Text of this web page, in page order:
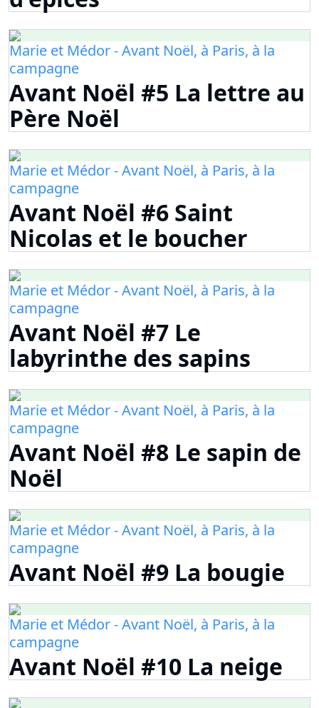
Marie et Médor - Avant Noël, à Paris, à la
campagne
Avant Noël #5 La lettre au
Père Noël
Marie et Médor - Avant Noël, à Paris, à la
campagne
Avant Noël #6 Saint
Nicolas et le boucher
Marie et Médor - Avant Noël, à Paris, à la
campagne
Avant Noël #7 Le
labyrinthe des sapins
Marie et Médor - Avant Noël, à Paris, à la
campagne
Avant Noël #8 Le sapin de
Noël
Marie et Médor - Avant Noël, à Paris, à la
campagne
Avant Noël #9 La bougie
Marie et Médor - Avant Noël, à Paris, à la
campagne
Avant Noël #10 La neige